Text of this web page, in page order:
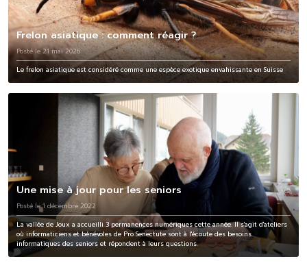
Frelon asiatique : comment réagir ?
Posté le 21 mai 2026
Le frelon asiatique est considéré comme une espèce exotique envahissante en Suisse
Une mise à jour pour les seniors
Posté le 1 décembre 2022
La vallée de Joux a accueilli 3 permanences numériques cette année. Il s'agit d'ateliers
où informaticiens et bénévoles de Pro Senectute sont à l'écoute des besoins
informatiques des seniors et répondent à leurs questions.